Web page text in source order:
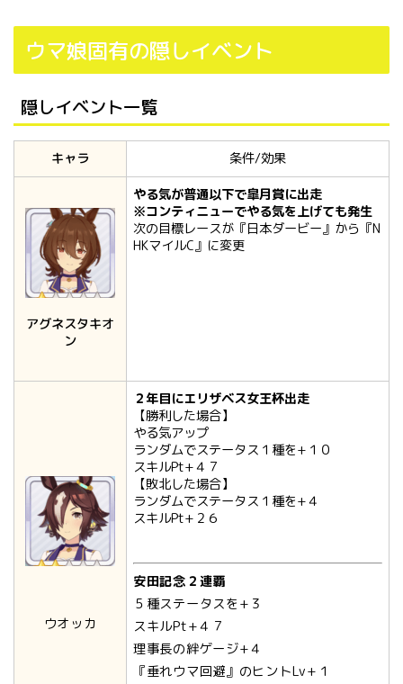
ウマ娘固有の隠しイベント
隠しイベント一覧
キャラ 条件/効果
アグネスタキオ
ン
やる気が普通以下で皐月賞に出走
※コンティニューでやる気を上げても発生
次の目標レースが『日本ダービー』から『N
HKマイルC』に変更
ウオッカ
２年目にエリザベス女王杯出走
【勝利した場合】
やる気アップ
ランダムでステータス１種を+１０
スキルPt+４７
【敗北した場合】
ランダムでステータス１種を+４
スキルPt+２６
安田記念２連覇
５種ステータスを+３
スキルPt+４７
理事長の絆ゲージ+４
『垂れウマ回避』のヒントLv+１